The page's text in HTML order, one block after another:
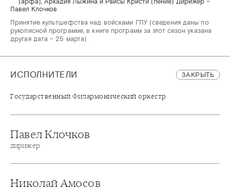
Принятие культшефства над войсками ГПУ (сведения даны по
рукописной программе, в книге программ за этот сезон указана
другая дата – 25 марта)
ИСПОЛНИТЕЛИ ЗАКРЫТЬ
Государственный Филармонический оркестр
Павел Клочков
дирижер
Николай Амосов